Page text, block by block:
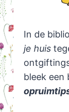
In de
je huis
bleek een